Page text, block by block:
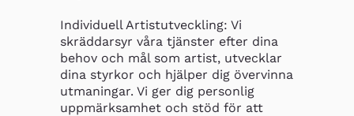
Individuell Artistutveckling: Vi
skräddarsyr våra tjänster efter dina
behov och mål som artist, utvecklar
dina styrkor och hjälper dig övervinna
utmaningar. Vi ger dig personlig
uppmärksamhet och stöd för att